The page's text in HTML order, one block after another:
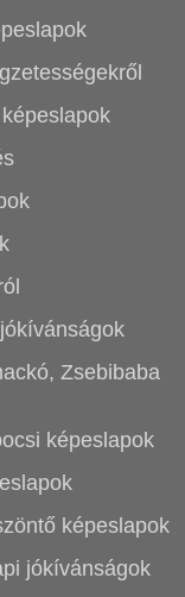
Zsebibaba
képeslapok
képeslapok
jókívánságok